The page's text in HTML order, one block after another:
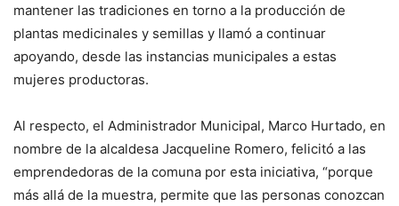
mantener las tradiciones en torno a la producción de
plantas medicinales y semillas y llamó a continuar
apoyando, desde las instancias municipales a estas
mujeres productoras.
Al respecto, el Administrador Municipal, Marco Hurtado, en
nombre de la alcaldesa Jacqueline Romero, felicitó a las
emprendedoras de la comuna por esta iniciativa, “porque
más allá de la muestra, permite que las personas conozcan